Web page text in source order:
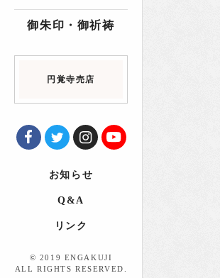
御朱印・御祈祷
円覚寺売店
お知らせ
Q&A
リンク
© 2019 ENGAKUJI
ALL RIGHTS RESERVED.